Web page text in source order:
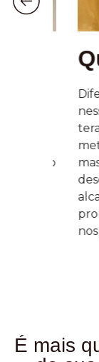
nesse
nos
É mais